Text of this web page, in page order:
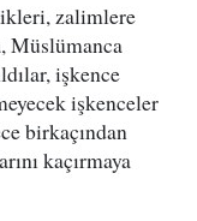
zalimlere
Müslümanca
işkence
işkenceler
birkaçından
kaçırmaya